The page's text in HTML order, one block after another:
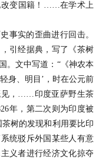
改变国籍！……在学术上
实的歪曲进行回击。
引经据典，写了《茶树
。文中写道：“《神农本
身、明目’，时在公元前
见，……印度亚萨野生茶
年，第二次则为印度被
树的发现和利用要比印
统驳斥外国某些人有意
义者进行经济文化掠夺